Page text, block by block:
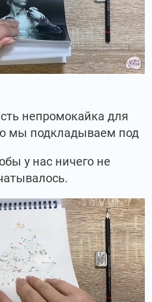
непромокайка для
мы подкладываем под
у нас ничего не